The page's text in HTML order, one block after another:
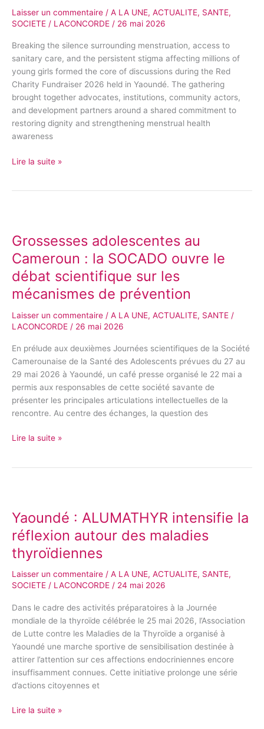
Laisser un commentaire / A LA UNE, ACTUALITE, SANTE,
SOCIETE / LACONCORDE / 26 mai 2026
Breaking the silence surrounding menstruation, access to
sanitary care, and the persistent stigma affecting millions of
young girls formed the core of discussions during the Red
Charity Fundraiser 2026 held in Yaoundé. The gathering
brought together advocates, institutions, community actors,
and development partners around a shared commitment to
restoring dignity and strengthening menstrual health
awareness
at
Heart
of
Public
Dialogue
in
Yaoundé
Lire la suite »
Grossesses adolescentes au
Cameroun : la SOCADO ouvre le
débat scientifique sur les
mécanismes de prévention
Laisser un commentaire / A LA UNE, ACTUALITE, SANTE /
LACONCORDE / 26 mai 2026
En prélude aux deuxièmes Journées scientifiques de la Société
Camerounaise de la Santé des Adolescents prévues du 27 au
29 mai 2026 à Yaoundé, un café presse organisé le 22 mai a
permis aux responsables de cette société savante de
présenter les principales articulations intellectuelles de la
rencontre. Au centre des échanges, la question des
au
Cameroun
:
la
SOCADO
le
débat
de
prévention
Lire la suite »
Yaoundé : ALUMATHYR intensifie la
réflexion autour des maladies
thyroïdiennes
Laisser un commentaire / A LA UNE, ACTUALITE, SANTE,
SOCIETE / LACONCORDE / 24 mai 2026
Dans le cadre des activités préparatoires à la Journée
mondiale de la thyroïde célébrée le 25 mai 2026, l’Association
de Lutte contre les Maladies de la Thyroïde a organisé à
Yaoundé une marche sportive de sensibilisation destinée à
attirer l’attention sur ces affections endocriniennes encore
insuffisamment connues. Cette initiative prolonge une série
d’actions citoyennes et
ALUMATHYR
intensifie
la
réflexion
des
thyroïdiennes
Lire la suite »